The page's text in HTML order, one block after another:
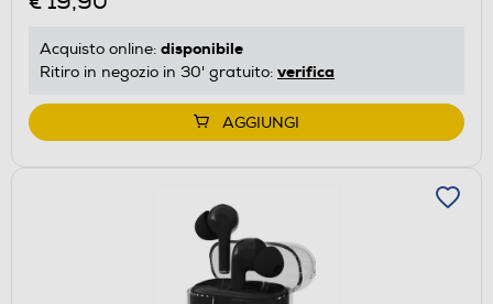
Acquisto online: disponibile
Ritiro in negozio in 30' gratuito: verifica
AGGIUNGI